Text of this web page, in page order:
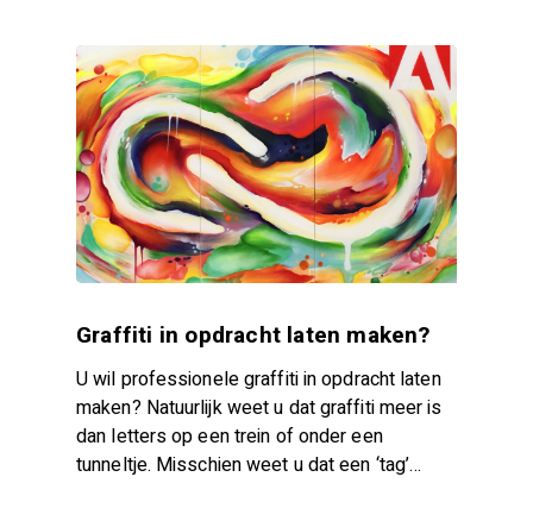
Graffiti in opdracht laten maken?
U wil professionele graffiti in opdracht laten
maken? Natuurlijk weet u dat graffiti meer is
dan letters op een trein of onder een
tunneltje. Misschien weet u dat een ‘tag’…